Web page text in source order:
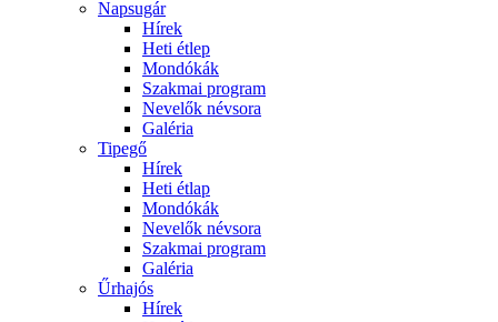
Napsugár
Hírek
Heti étlep
Mondókák
Szakmai program
Nevelők névsora
Galéria
Tipegő
Hírek
Heti étlap
Mondókák
Nevelők névsora
Szakmai program
Galéria
Űrhajós
Hírek